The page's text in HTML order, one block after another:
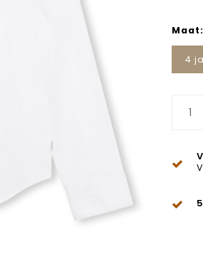
Maat:
4